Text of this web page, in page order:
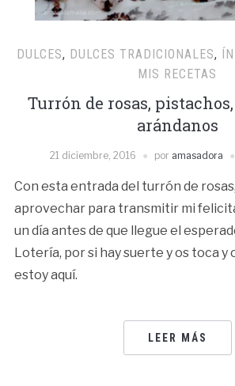
DULCES, DULCES TRADICIONALES,
MIS RECETAS
Turrón de rosas,
arándanos
21 diciembre, 2016 por amasadora
Con esta entrada del turrón de
aprovechar para transmitir mi
un día antes de que llegue el
Lotería, por si hay suerte y os toca y
estoy aquí.
LEER MÁS